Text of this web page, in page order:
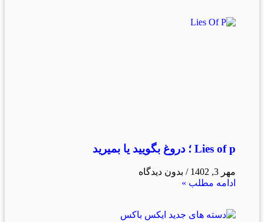
Lies of p ؛ دروغ بگویید یا بمیرید
مهر 3, 1402
بدون دیدگاه
ادامه مطلب »